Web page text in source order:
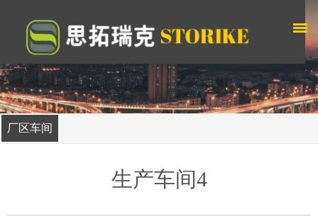
厂区车间
生产车间4